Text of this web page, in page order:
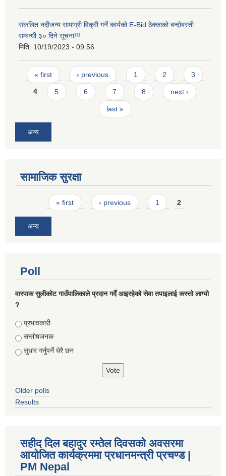
संकलित नदीजन्य सामाग्री विक्री गर्ने कार्यको E-Bid ठेक्काको बन्दोबस्ती
सम्बन्धी ३० दिने सूचना!!!
मिति: 10/19/2023 - 09:56
Pages
« first ‹ previous 1 2 3
4 5 6 7 8 next ›
last »
अन्य
सामाजिक सुरक्षा
Pages« first ‹ previous 1 2
अन्य
Poll
वारपाक सुलीकोट गाउँपालिकाले प्रदान गर्दै आइरहेको सेवा तपाइलाई कस्तो लाग्यो
?
Choices
प्रभावकारी
सन्तोषजनक
सुधार गर्नुपर्ने धेरै छन
Older polls
Results
सहीद दिल बहादुर रम्तेल दिवसको अवसरमा
आयोजित कार्यक्रममा प्रधानमन्त्री प्रचण्ड |
PM Nepal